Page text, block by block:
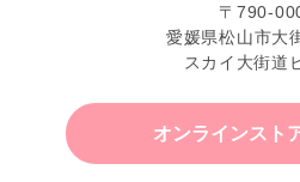
〒790-
愛媛県松山市大
スカイ大街道
オンラインスト